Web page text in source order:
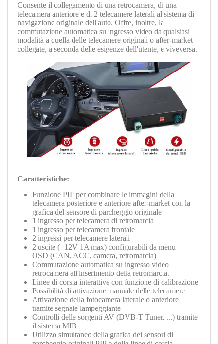
Consente il collegamento di una retrocamera, di una
telecamera anteriore e di 2 telecamere laterali al sistema di
navigazione originale dell'auto. Offre, inoltre, la
commutazione automatica su ingresso video da qualsiasi
modalità a quella delle telecamere originali o after-market
collegate, a seconda delle esigenze dell'utente, e viveversa.
Caratteristiche:
Funzione PIP per combinare le immagini della
telecamera posteriore e anteriore after-market con la
grafica del sensore di parcheggio originale
1 ingresso per telecamera di retromarcia
1 ingresso per telecamera frontale
2 ingressi per telecamere laterali
2 uscite (+12V 1A max) configurabili da menu
OSD (CAN, ACC, camera, retromarcia)
Commutazione automatica su ingresso video
retrocamera all'inserimento della retromarcia.
Linee di corsia interattive con funzione di calibrazione
Possibilità di attivazione manuale delle telecamere
Attivazione della fotocamera laterale o anteriore
tramite segnale lampeggiante
Controlli delle sorgenti AV (DVB-T Tuner, ...) tramite
il sistema MIB
Utilizzo simultaneo della grafica dei sensori di